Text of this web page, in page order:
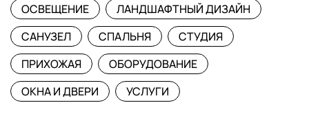
ОСВЕЩЕНИЕ
ЛАНДШАФТНЫЙ ДИЗАЙН
САНУЗЕЛ
СПАЛЬНЯ
СТУДИЯ
ПРИХОЖАЯ
ОБОРУДОВАНИЕ
ОКНА И ДВЕРИ
УСЛУГИ